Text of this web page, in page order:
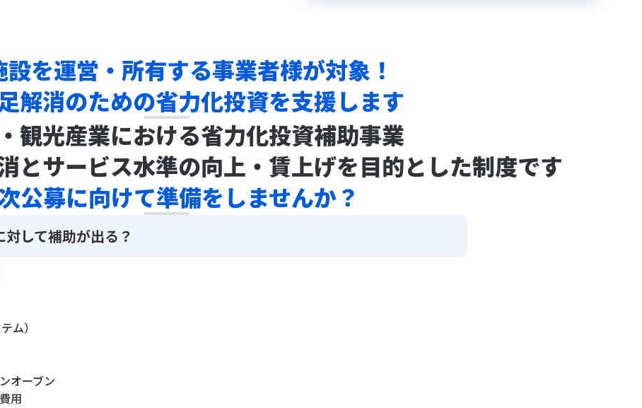
を運営・所有する事業者様が対象！
解消のための省力化投資を支援します
観光産業における省力化投資補助事業
とサービス水準の向上・賃上げを目的とした制度です
公募に向けて準備をしませんか？
して補助が出る？
ム）
オーブン
用